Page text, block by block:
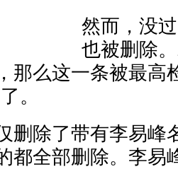
然而，没
也被删除
那么这一条被最高
。
删除了带有李易峰
都全部删除。李易